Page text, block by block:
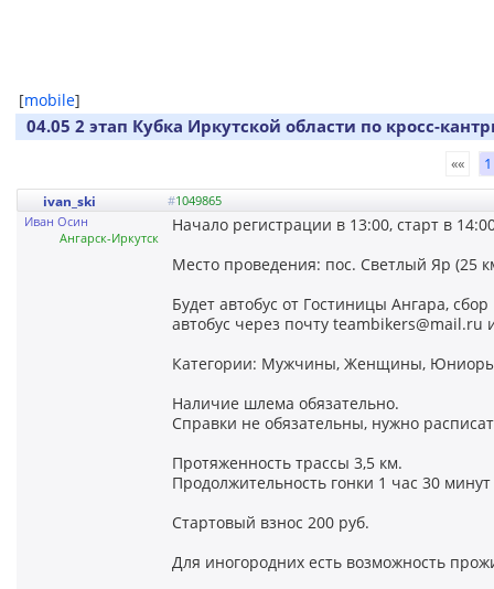
[mobile]
04.05 2 этап Кубка Иркутской области по кросс-
«« 1
ivan_ski #1049865
Иван Осин
Ангарск-Иркутск
Начало регистрации в 13:00, старт в
Место проведения: пос. Светлый Яр (25
Будет автобус от Гостиницы Ангара,
автобус через почту teambikers@mail.ru
Категории: Мужчины, Женщины,
Наличие шлема обязательно.
Справки не обязательны, нужно
Протяженность трассы 3,5 км.
Продолжительность гонки 1 час 30
Стартовый взнос 200 руб.
Для иногородних есть возможность